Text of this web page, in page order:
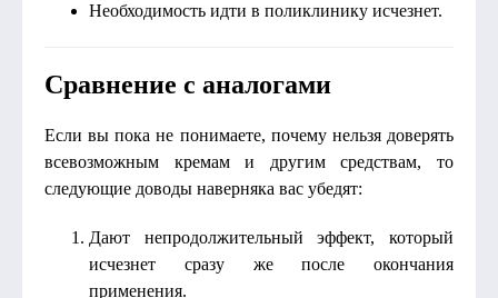
Необходимость идти в поликлинику исчезнет.
Сравнение с аналогами
Если вы пока не понимаете, почему нельзя доверять
всевозможным кремам и другим средствам, то
следующие доводы наверняка вас убедят:
Дают непродолжительный эффект, который
исчезнет сразу же после окончания
применения.